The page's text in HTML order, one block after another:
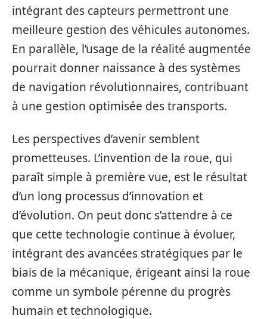
intégrant des capteurs permettront une
meilleure gestion des véhicules autonomes.
En parallèle, l’usage de la réalité augmentée
pourrait donner naissance à des systèmes
de navigation révolutionnaires, contribuant
à une gestion optimisée des transports.
Les perspectives d’avenir semblent
prometteuses. L’invention de la roue, qui
paraît simple à première vue, est le résultat
d’un long processus d’innovation et
d’évolution. On peut donc s’attendre à ce
que cette technologie continue à évoluer,
intégrant des avancées stratégiques par le
biais de la mécanique, érigeant ainsi la roue
comme un symbole pérenne du progrès
humain et technologique.